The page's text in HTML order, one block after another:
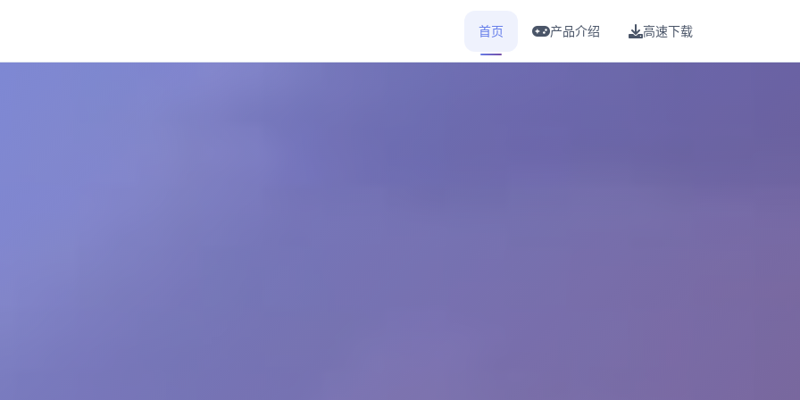
首页 产品介绍 高速下载